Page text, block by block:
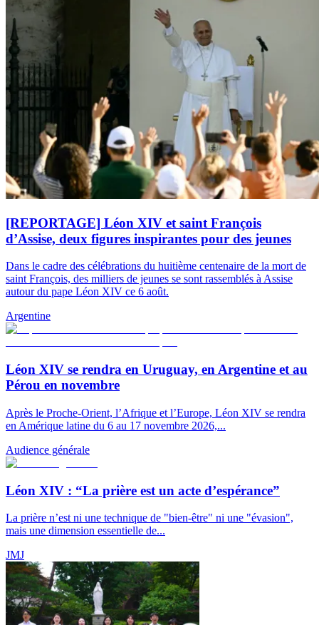
[REPORTAGE] Léon XIV et saint François
d’Assise, deux figures inspirantes pour des jeunes
Dans le cadre des célébrations du huitième centenaire de la mort de
saint François, des milliers de jeunes se sont rassemblés à Assise
autour du pape Léon XIV ce 6 août.
Argentine
Léon XIV se rendra en Uruguay, en Argentine et au
Pérou en novembre
Après le Proche-Orient, l’Afrique et l’Europe, Léon XIV se rendra
en Amérique latine du 6 au 17 novembre 2026,...
Audience générale
Léon XIV : “La prière est un acte d’espérance”
La prière n’est ni une technique de "bien-être" ni une "évasion",
mais une dimension essentielle de...
JMJ